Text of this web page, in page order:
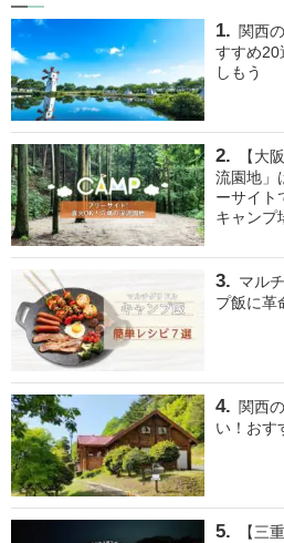
関西
すすめ20
しもう
【大
流園地」
ーサイト
キャンプ
マル
プ飯に革
関西
い！おす
【三